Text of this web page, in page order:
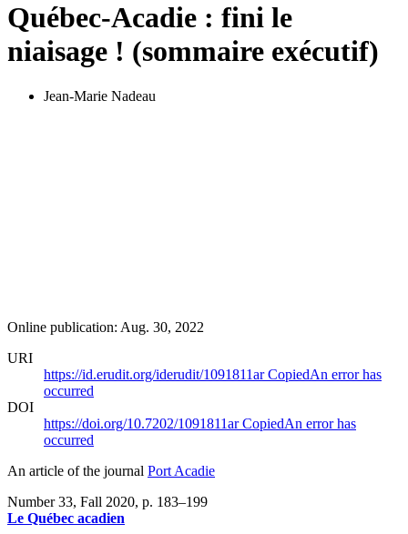
Québec-Acadie : fini le
niaisage ! (sommaire exécutif)
Jean-Marie Nadeau
Online publication: Aug. 30, 2022
URI
https://id.erudit.org/iderudit/1091811arCopiedAn error has
occurred
DOI
https://doi.org/10.7202/1091811arCopiedAn error has
occurred
An article of the journal Port Acadie
Number 33, Fall 2020, p. 183–199
Le Québec acadien